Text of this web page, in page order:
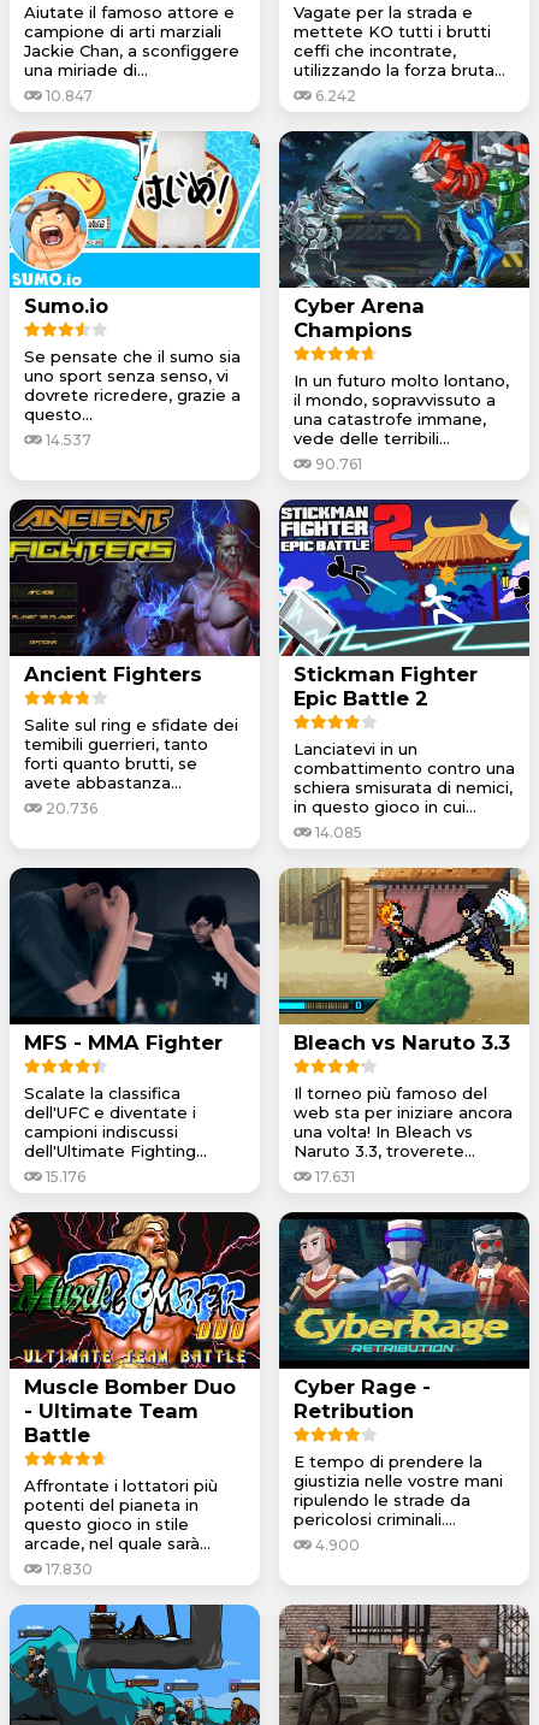
Aiutate il famoso attore e
campione di arti marziali
Jackie Chan, a sconfiggere
una miriade di...
10.847
Vagate per la strada e
mettete KO tutti i brutti
ceffi che incontrate,
utilizzando la forza bruta...
6.242
Sumo.io
Se pensate che il sumo sia
uno sport senza senso, vi
dovrete ricredere, grazie a
questo...
14.537
Cyber Arena
Champions
In un futuro molto lontano,
il mondo, sopravvissuto a
una catastrofe immane,
vede delle terribili...
90.761
Ancient Fighters
Salite sul ring e sfidate dei
temibili guerrieri, tanto
forti quanto brutti, se
avete abbastanza...
20.736
Stickman Fighter
Epic Battle 2
Lanciatevi in un
combattimento contro una
schiera smisurata di nemici,
in questo gioco in cui...
14.085
MFS - MMA Fighter
Scalate la classifica
dell'UFC e diventate i
campioni indiscussi
dell'Ultimate Fighting...
15.176
Bleach vs Naruto 3.3
Il torneo più famoso del
web sta per iniziare ancora
una volta! In Bleach vs
Naruto 3.3, troverete...
17.631
Muscle Bomber Duo
- Ultimate Team
Battle
Affrontate i lottatori più
potenti del pianeta in
questo gioco in stile
arcade, nel quale sarà...
17.830
Cyber Rage -
Retribution
E tempo di prendere la
giustizia nelle vostre mani
ripulendo le strade da
pericolosi criminali....
4.900